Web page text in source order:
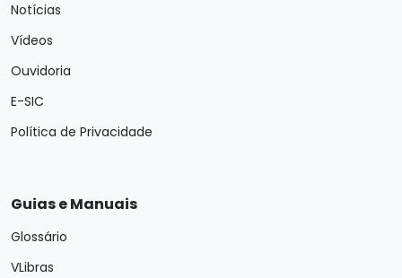
Notícias
Vídeos
Ouvidoria
E-SIC
Política de Privacidade
Guias e Manuais
Glossário
VLibras